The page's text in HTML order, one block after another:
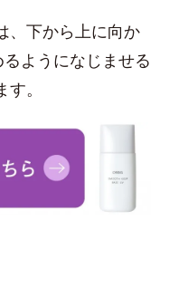
、下から上に向か
ようになじませる
。